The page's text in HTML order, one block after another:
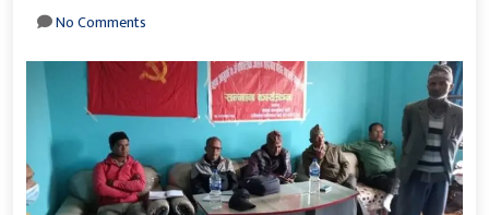
No Comments